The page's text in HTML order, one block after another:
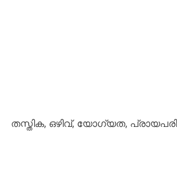
തസ്തിക, ഒഴിവ്, യോഗ്യത,